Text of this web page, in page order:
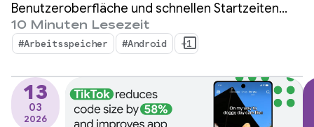
Benutzeroberfläche und schnellen Startzeiten
gleichgesetzt. Der Arbeitsspeicher ist jedoch die
stille Grundlage, auf der diese sichtbaren
Messwerte aufbauen. Es ist kein Geheimnis, dass
der Gerätespeicher immer wichtiger wird.
10 Minuten Lesezeit
#Arbeitsspeicher #Android +1
13
03
2026